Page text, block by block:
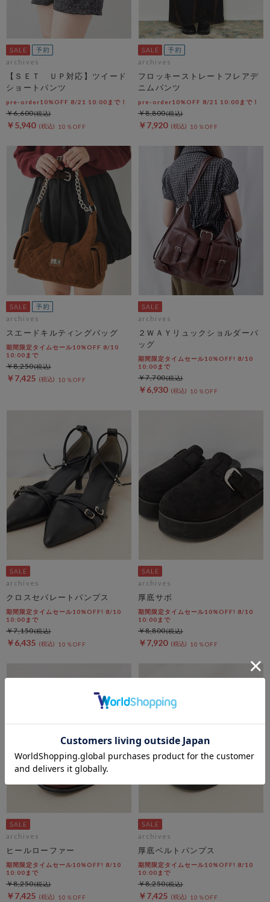
archives
【ＳＥＴ ＵＰ対応】ツイード
ショートパンツ
pre-order10%OFF 8/21 10:00まで！
￥5,940 10％OFF
￥6,600
archives
フロッキーストレートフレアデ
ニムパンツ
pre-order10%OFF 8/21 10:00まで！
￥7,920 10％OFF
￥8,800
archives
スエードキルティングバッグ
期間限定タイムセール10%OFF 8/10
10:00まで
￥7,425 10％OFF
￥8,250
archives
２ＷＡＹリュックショルダーバ
ッグ
期間限定タイムセール10%OFF! 8/10
10:00まで
￥6,930 10％OFF
￥7,700
archives
クロスセパレートパンプス
期間限定タイムセール10%OFF! 8/10
10:00まで
￥6,435 10％OFF
￥7,150
archives
厚底サボ
期間限定タイムセール10%OFF! 8/10
10:00まで
￥7,920 10％OFF
￥8,800
archives
ヒールローファー
期間限定タイムセール10%OFF! 8/10
10:00まで
￥7,425 10％OFF
￥8,250
archives
厚底ベルトパンプス
期間限定タイムセール10%OFF! 8/10
10:00まで
￥7,425 10％OFF
￥8,250